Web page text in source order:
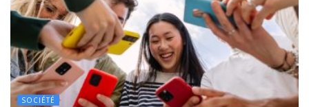
SOCIÉTÉ